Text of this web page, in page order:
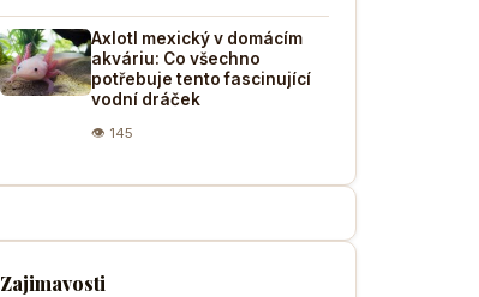
Axlotl mexický v domácím
akváriu: Co všechno
potřebuje tento fascinující
vodní dráček
👁 145
Zajimavosti